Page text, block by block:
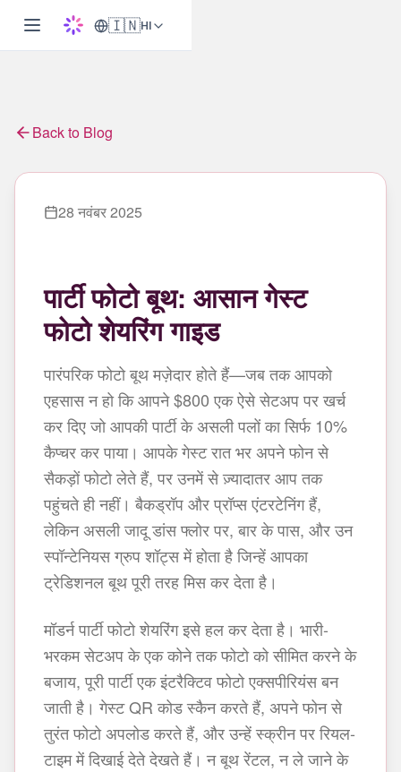
🇮🇳HI
Back to Blog
28 नवंबर 2025
पार्टी फोटो बूथ: आसान गेस्ट
फोटो शेयरिंग गाइड
पारंपरिक फोटो बूथ मज़ेदार होते हैं—जब तक आपको
एहसास न हो कि आपने $800 एक ऐसे सेटअप पर खर्च
कर दिए जो आपकी पार्टी के असली पलों का सिर्फ 10%
कैप्चर कर पाया। आपके गेस्ट रात भर अपने फोन से
सैकड़ों फोटो लेते हैं, पर उनमें से ज़्यादातर आप तक
पहुंचते ही नहीं। बैकड्रॉप और प्रॉप्स एंटरटेनिंग हैं,
लेकिन असली जादू डांस फ्लोर पर, बार के पास, और उन
स्पॉन्टेनियस ग्रुप शॉट्स में होता है जिन्हें आपका
ट्रेडिशनल बूथ पूरी तरह मिस कर देता है।
मॉडर्न पार्टी फोटो शेयरिंग इसे हल कर देता है। भारी-
भरकम सेटअप के एक कोने तक फोटो को सीमित करने के
बजाय, पूरी पार्टी एक इंटरैक्टिव फोटो एक्सपीरियंस बन
जाती है। गेस्ट QR कोड स्कैन करते हैं, अपने फोन से
तुरंत फोटो अपलोड करते हैं, और उन्हें स्क्रीन पर रियल-
टाइम में दिखाई देते देखते हैं। न बूथ रेंटल, न ले जाने के